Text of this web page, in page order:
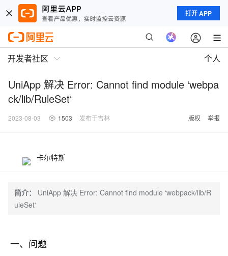
打开 APP
开发者社区 个人
UniApp 解决 Error: Cannot find module ‘webpa
ck/lib/RuleSet‘
2023-08-03 1503 发布于吉林 版权 举报
卡尔特斯
简介：
UniApp 解决 Error: Cannot find module ‘webpack/lib/R
uleSet‘
一、问题